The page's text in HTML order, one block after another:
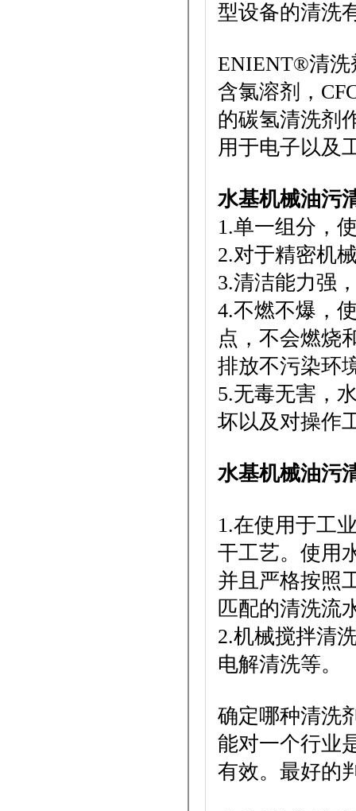
型设备的清洗
ENIENT®清洗
含氯溶剂，
的碳氢清洗剂
用于电子以及
水基机械油污
1.单一组分，
2.对于精密机
3.清洁能力强
4.不燃不爆，
点，不会燃烧
排放不污染环
5.无毒无害，
坏以及对操作
水基机械油污
1.在使用于工
干工艺。使用
并且严格按照
匹配的清洗流
2.机械搅拌清
电解清洗等。
确定哪种清洗
能对一个行业
有效。最好的